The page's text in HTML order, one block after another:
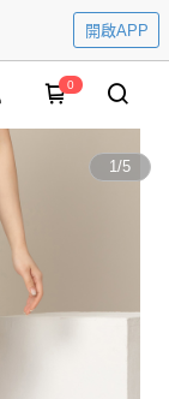
開啟APP
0
1/5